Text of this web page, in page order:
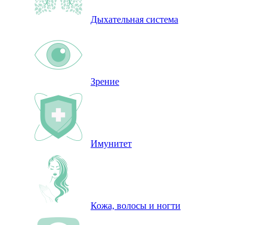
Дыхательная система
Зрение
Имунитет
Кожа, волосы и ногти